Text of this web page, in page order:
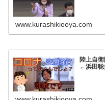
www.kurashikiooya.com
陸上自
←浜田聡